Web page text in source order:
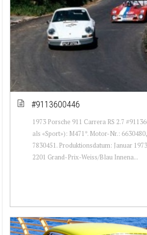
#9113600446
1973 Porsche 911 Carrera RS 2.7
als «Sport»): M471*. Motor-Nr.:
7830451. Produktionsdatum: Januar
2201 Grand-Prix-Weiss/Blau Innena...